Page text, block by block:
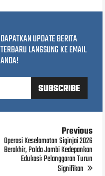
DAPATKAN UPDATE BERITA
TERBARU LANGSUNG KE EMAIL
ANDA!
Previous
Operasi Keselamatan Siginjai 2026
Berakhir, Polda Jambi Kedepankan
Edukasi: Pelanggaran Turun
Signifikan